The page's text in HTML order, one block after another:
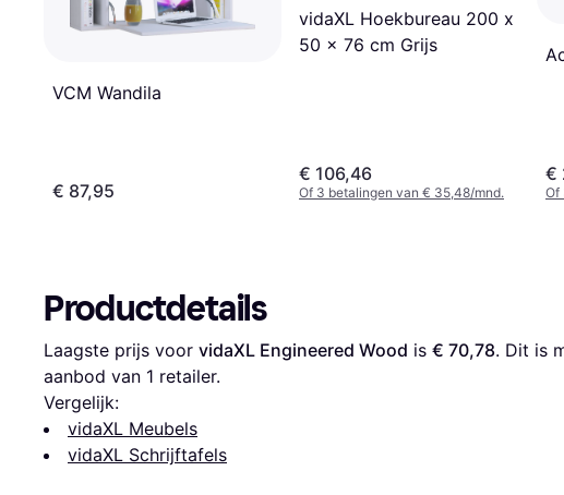
VCM Wandila
€ 87,95
vidaXL Hoekbureau 200 x
50 x 76 cm Grijs
€ 106,46
Of 3 betalingen van € 35,48/mnd.
€
Of
Productdetails
Laagste prijs voor vidaXL Engineered Wood is € 70,78. Dit is
aanbod van 1 retailer.
Vergelijk:
vidaXL Meubels
vidaXL Schrijftafels